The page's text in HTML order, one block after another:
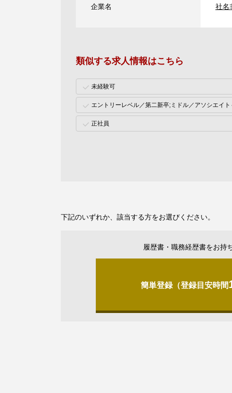
企業名 社名
類似する求人情報はこちら
未経験可
エントリーレベル／第二新卒;ミドル／アソシエイ
正社員
下記のいずれか、該当する方をお選びください。
履歴書・職務経歴書をお持
簡単登録（登録目安時間